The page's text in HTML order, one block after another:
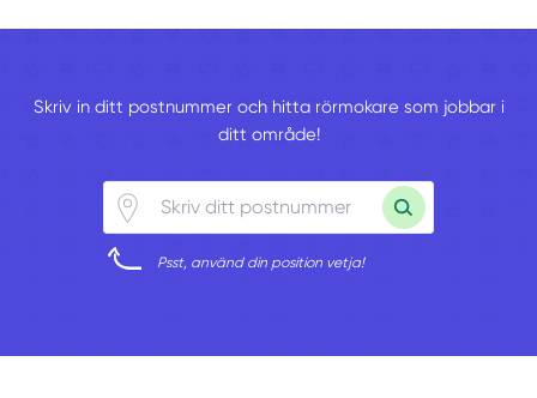
Skriv in ditt postnummer och hitta rörmokare som jobbar i
ditt område!
Psst, använd din position vetja!